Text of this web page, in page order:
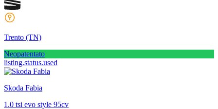
Trento (TN)
Neopatentato
listing.status.used
Skoda Fabia
1.0 tsi evo style 95cv